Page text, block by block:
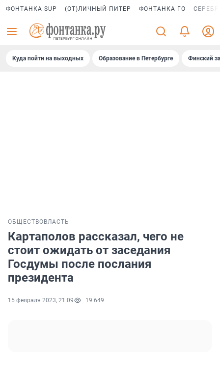
ФОНТАНКА SUP (ОТ)ЛИЧНЫЙ ПИТЕР ФОНТАНКА ГО
Куда пойти на выходных Образование в Петербурге Финский
ОБЩЕСТВО ВЛАСТЬ
Картаполов рассказал, чего не
стоит ожидать от заседания
Госдумы после послания
президента
15 февраля 2023, 21:09 19 649